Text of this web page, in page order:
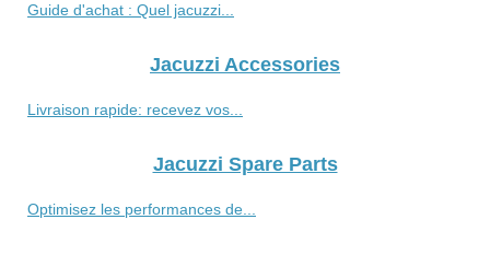
Guide d'achat : Quel jacuzzi...
Jacuzzi Accessories
Livraison rapide: recevez vos...
Jacuzzi Spare Parts
Optimisez les performances de...